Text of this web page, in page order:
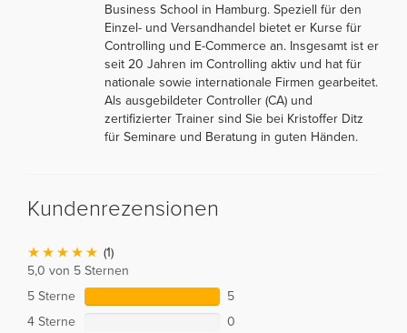
Business School in Hamburg. Speziell für den
Einzel- und Versandhandel bietet er Kurse für
Controlling und E-Commerce an. Insgesamt ist er
seit 20 Jahren im Controlling aktiv und hat für
nationale sowie internationale Firmen gearbeitet.
Als ausgebildeter Controller (CA) und
zertifizierter Trainer sind Sie bei Kristoffer Ditz
für Seminare und Beratung in guten Händen.
Kundenrezensionen
(1)
5,0 von 5 Sternen
5 Sterne
5
4 Sterne
0